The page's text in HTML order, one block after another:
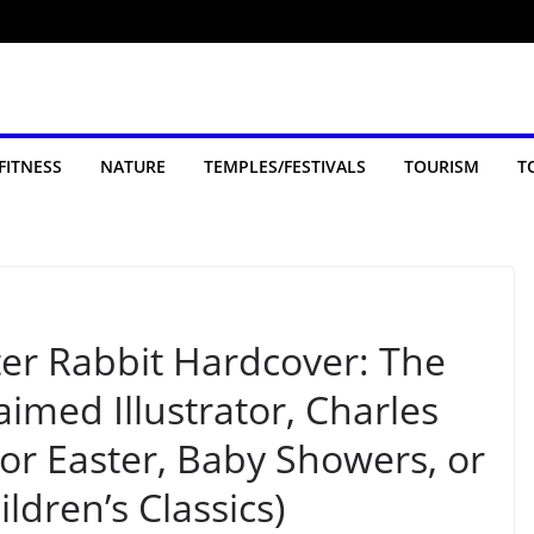
NATURE TEMPLES/FESTIVALS TOURISM
Rabbit Hardcover: The
Illustrator, Charles
Easter, Baby Showers, or
Classics)